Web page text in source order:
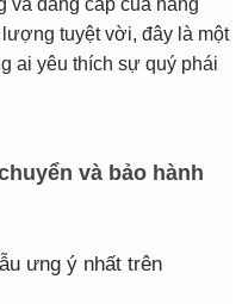
và đẳng cấp của hãng
tuyệt vời, đây là một
ai yêu thích sự quý phái
và bảo hành
ưng ý nhất trên